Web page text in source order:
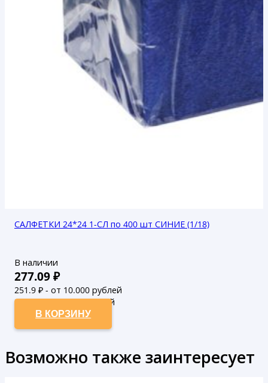
САЛФЕТКИ 24*24 1-СЛ по 400 шт СИНИЕ (1/18)
В наличии
277.09₽
251.9 ₽ - от 10.000 рублей
229₽ - от 50.000 рублей
В КОРЗИНУ
Возможно также заинтересует